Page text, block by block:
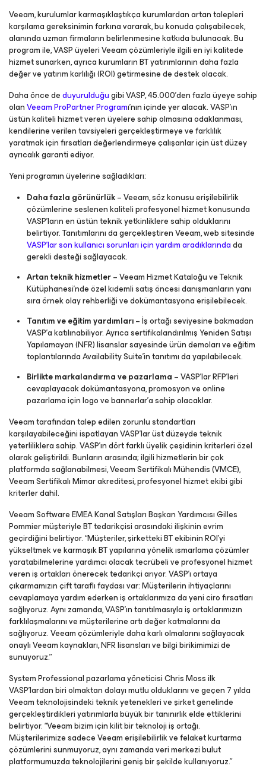
Veeam, kurulumlar karmaşıklaştıkça kurumlardan artan talepleri
karşılama gereksinimin farkına vararak, bu konuda çalışabilecek,
alanında uzman firmaların belirlenmesine katkıda bulunacak. Bu
program ile, VASP üyeleri Veeam çözümleriyle ilgili en iyi kalitede
hizmet sunarken, ayrıca kurumların BT yatırımlarının daha fazla
değer ve yatırım karlılığı (ROI) getirmesine de destek olacak.
Daha önce deduyurulduğugibi VASP, 45.000’den fazla üyeye sahip
olanVeeam ProPartner Programı’nın içinde yer alacak. VASP’ın
üstün kaliteli hizmet veren üyelere sahip olmasına odaklanması,
kendilerine verilen tavsiyeleri gerçekleştirmeye ve farklılık
yaratmak için fırsatları değerlendirmeye çalışanlar için üst düzey
ayrıcalık garanti ediyor.
Yeni programın üyelerine sağladıkları:
Daha fazla görünürlük– Veeam, söz konusu erişilebilirlik
çözümlerine seslenen kaliteli profesyonel hizmet konusunda
VASP’ların en üstün teknik yetkinliklere sahip olduklarını
belirtiyor. Tanıtımlarını da gerçekleştiren Veeam, web sitesinde
VASP’lar son kullanıcı sorunları için yardım aradıklarındada
gerekli desteği sağlayacak.
Artan teknik hizmetler– Veeam Hizmet Kataloğu ve Teknik
Kütüphanesi’nde özel kıdemli satış öncesi danışmanların yanı
sıra örnek olay rehberliği ve dokümantasyona erişilebilecek.
Tanıtım ve eğitim yardımları– İş ortağı seviyesine bakmadan
VASP’a katılınabiliyor. Ayrıca sertifikalandırılmış Yeniden Satışı
Yapılamayan (NFR) lisanslar sayesinde ürün demoları ve eğitim
toplantılarında Availability Suite’in tanıtımı da yapılabilecek.
Birlikte markalandırma ve pazarlama – VASP’lar RFP’leri
cevaplayacak dokümantasyona, promosyon ve online
pazarlama için logo ve bannerlar’a sahip olacaklar.
Veeam tarafından talep edilen zorunlu standartları
karşılayabileceğini ispatlayan VASP’lar üst düzeyde teknik
yeterliliklera sahip. VASP’ın dört farklı üyelik çeşidinin kriterleri özel
olarak geliştirildi. Bunların arasında; ilgili hizmetlerin bir çok
platformda sağlanabilmesi, Veeam Sertifikalı Mühendis (VMCE),
Veeam Sertifikalı Mimar akreditesi, profesyonel hizmet ekibi gibi
kriterler dahil.
Veeam Software EMEA Kanal Satışları Başkan Yardımcısı Gilles
Pommier müşteriyle BT tedarikçisi arasındaki ilişkinin evrim
geçirdiğini belirtiyor. “Müşteriler, şirketteki BT ekibinin ROI’yi
yükseltmek ve karmaşık BT yapılarına yönelik ısmarlama çözümler
yaratabilmelerine yardımcı olacak tecrübeli ve profesyonel hizmet
veren iş ortakları önerecek tedarikçi arıyor. VASP’ı ortaya
çıkarmamızın çift taraflı faydası var: Müşterilerin ihtiyaçlarını
cevaplamaya yardım ederken iş ortaklarımıza da yeni ciro fırsatları
sağlıyoruz. Aynı zamanda, VASP’ın tanıtılmasıyla iş ortaklarımızın
farklılaşmalarını ve müşterilerine artı değer katmalarını da
sağlıyoruz. Veeam çözümleriyle daha karlı olmalarını sağlayacak
onaylı Veeam kaynakları, NFR lisansları ve bilgi birikimimizi de
sunuyoruz.”
System Professional pazarlama yöneticisi Chris Moss ilk
VASP’lardan biri olmaktan dolayı mutlu olduklarını ve geçen 7 yılda
Veeam teknolojisindeki teknik yetenekleri ve şirket genelinde
gerçekleştirdikleri yatırımlarla büyük bir tanınırlık elde ettiklerini
belirtiyor. “Veeam bizim için kilit bir teknoloji iş ortağı.
Müşterilerimize sadece Veeam erişilebilirlik ve felaket kurtarma
çözümlerini sunmuyoruz, aynı zamanda veri merkezi bulut
platformumuzda teknolojilerini geniş bir şekilde kullanıyoruz.”